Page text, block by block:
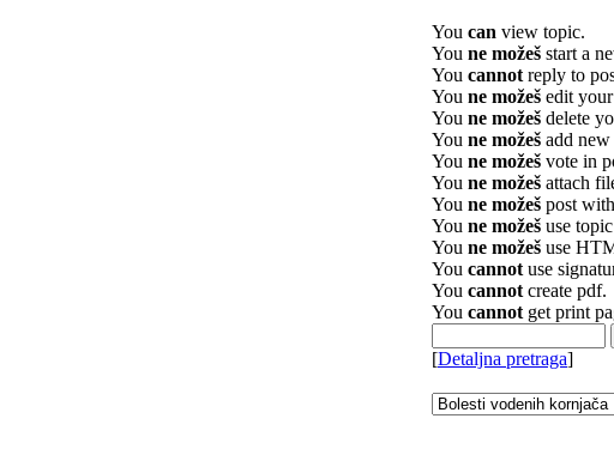
You can view topic.
You ne možeš start a
You cannotreply to
You ne možeš edit
You ne možeš delete
You ne možeš add
You ne možeš vote in
You ne možeš attach
You ne možeš post
You ne možeš use
You ne možeš use
You cannotuse
You cannotcreate pdf.
You cannotget print
[Detaljna pretraga]